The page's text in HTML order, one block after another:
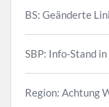
BS: Geänderte
SBP: Info-Stand
Region: Achtung